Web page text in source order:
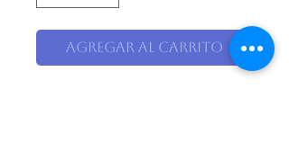
Agregar al carrito